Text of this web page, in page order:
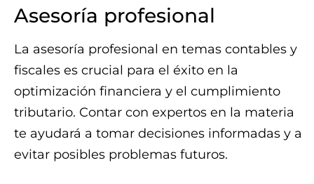
Asesoría profesional
La asesoría profesional en temas contables y
fiscales es crucial para el éxito en la
optimización financiera y el cumplimiento
tributario. Contar con expertos en la materia
te ayudará a tomar decisiones informadas y a
evitar posibles problemas futuros.